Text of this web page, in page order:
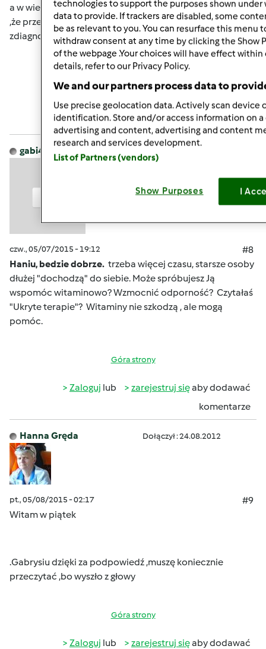
a w wieku 82lat to wszystko jest ciężką chorobą zwłaszcza
,że przecież jest po wylewie .Jest przynajmniej już
zdiagnozowana a to dużo
Zaloguj lub zarejestruj sięaby dodawać
komentarze
gabi49 Dołączył : 29.04.2011
czw., 05/07/2015 - 19:12
#8
Haniu, bedzie dobrze. trzeba więcej czasu, starsze osoby
dłużej "dochodzą" do siebie. Może spróbujesz Ją
wspomóc witaminowo? Wzmocnić odporność? Czytałaś
"Ukryte terapie"? Witaminy nie szkodzą , ale mogą
pomóc.
Góra strony
Zaloguj lub zarejestruj sięaby dodawać
komentarze
Hanna Gręda Dołączył : 24.08.2012
pt., 05/08/2015 - 02:17
#9
Witam w piątek
.Gabrysiu dzięki za podpowiedź ,muszę koniecznie
przeczytać ,bo wyszło z głowy
Góra strony
Zaloguj lub zarejestruj sięaby dodawać
technologies to support the purposes shown under
data to provide. If trackers are disabled, some
be as relevant to you. You can resurface this menu
withdraw consent at any time by clicking the Show
of the webpage .Your choices will have effect within
details, refer to our Privacy Policy.
We and our partners process data to
Use precise geolocation data. Actively scan device
identification. Store and/or access information on a
advertising and content, advertising and content
research and services development.
List of Partners (vendors)
Show Purposes I